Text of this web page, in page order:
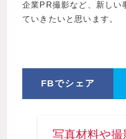
企業PR撮影など、新しい
ていきたいと思います。
FBでシェア
写真材料や撮